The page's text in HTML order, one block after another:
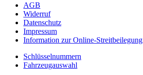
AGB
Widerruf
Datenschutz
Impressum
Information zur Online-Streitbeilegung
Schlüsselnummern
Fahrzeugauswahl